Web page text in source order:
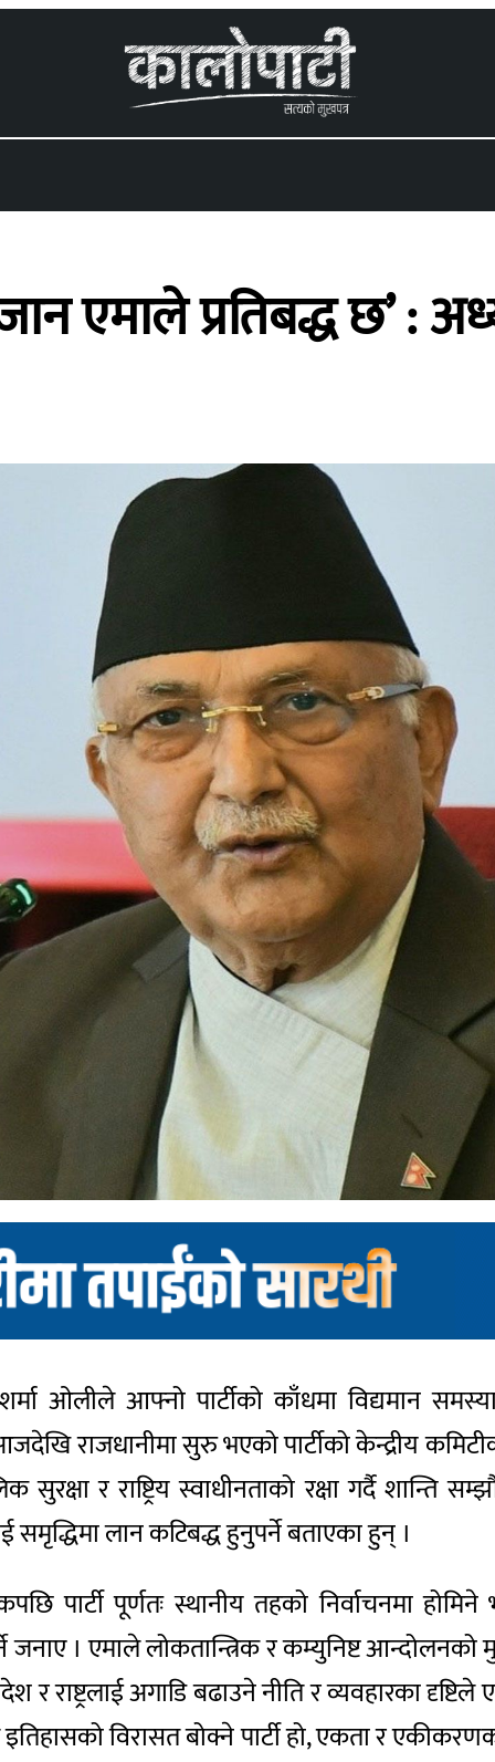
एमाले प्रतिबद्ध छ’ :
ओलीले आफ्नो पार्टीको काँधमा विद्यमान
राजधानीमा सुरु भएको पार्टीको केन्द्रीय
सुरक्षा र राष्ट्रिय स्वाधीनताको रक्षा गर्दै शान्ति
लान कटिबद्ध हुनुपर्ने बताएका हुन् ।
पार्टी पूर्णतः स्थानीय तहको निर्वाचनमा
जनाए । एमाले लोकतान्त्रिक र कम्युनिष्ट
र राष्ट्रलाई अगाडि बढाउने नीति र व्यवहारका
इतिहासको विरासत बोक्ने पार्टी हो, एकता र